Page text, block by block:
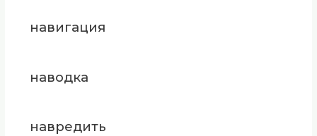
навигация
наводка
навредить